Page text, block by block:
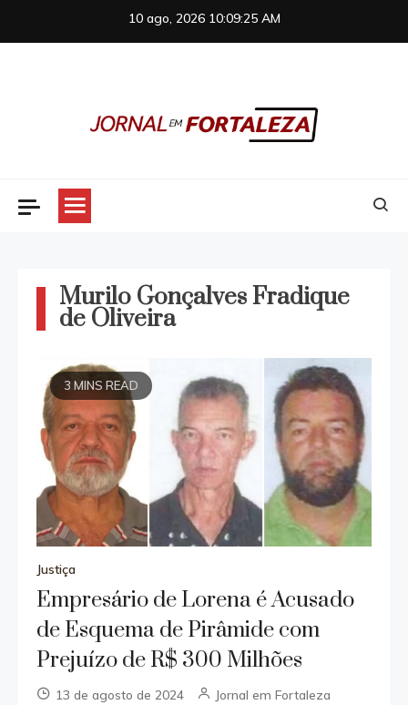
10 ago, 2026 10:09:25 AM
Murilo Gonçalves Fradique
de Oliveira
3 MINS READ
Justiça
Empresário de Lorena é Acusado
de Esquema de Pirâmide com
Prejuízo de R$ 300 Milhões
13 de agosto de 2024 Jornal em Fortaleza